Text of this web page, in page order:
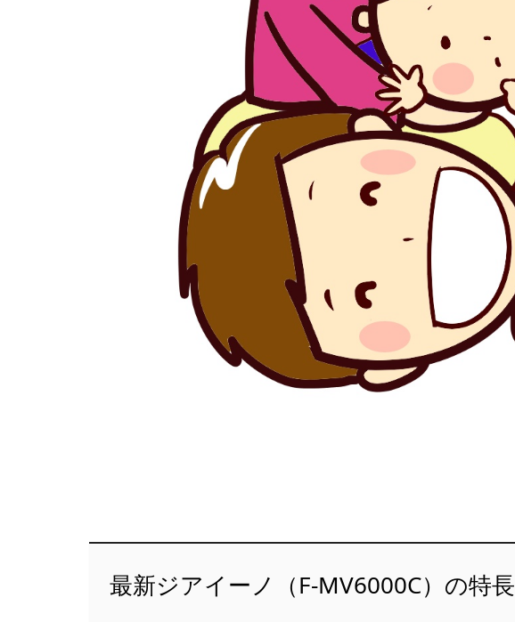
最新ジアイーノ（F-MV6000C）の特長